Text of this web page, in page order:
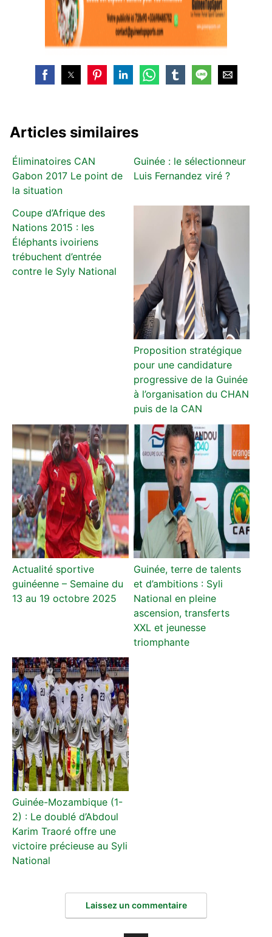
Articles similaires
Éliminatoires CAN
Gabon 2017 Le point de
la situation
Guinée : le sélectionneur
Luis Fernandez viré ?
Coupe d’Afrique des
Nations 2015 : les
Éléphants ivoiriens
trébuchent d’entrée
contre le Syly National
Proposition stratégique
pour une candidature
progressive de la Guinée
à l’organisation du CHAN
puis de la CAN
Actualité sportive
guinéenne – Semaine du
13 au 19 octobre 2025
Guinée, terre de talents
et d’ambitions : Syli
National en pleine
ascension, transferts
XXL et jeunesse
triomphante
Guinée-Mozambique (1-
2) : Le doublé d’Abdoul
Karim Traoré offre une
victoire précieuse au Syli
National
Laissez un commentaire